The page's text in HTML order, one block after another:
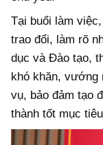
Tại buổi làm
trao đổi, làm rõ
dục và Đào tạo,
khó khăn, vướng
vụ, bảo đảm tạo
thành tốt mục